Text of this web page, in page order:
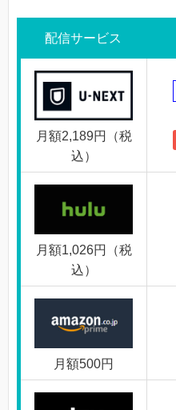
配信サービス
月額2,189円（税
込）
月額1,026円（税
込）
月額500円